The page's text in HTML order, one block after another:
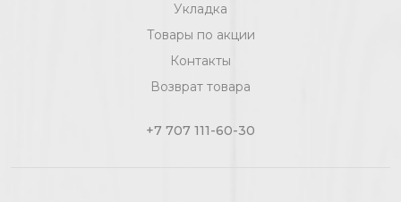
Укладка
Товары по акции
Контакты
Возврат товара
+7 707 111-60-30